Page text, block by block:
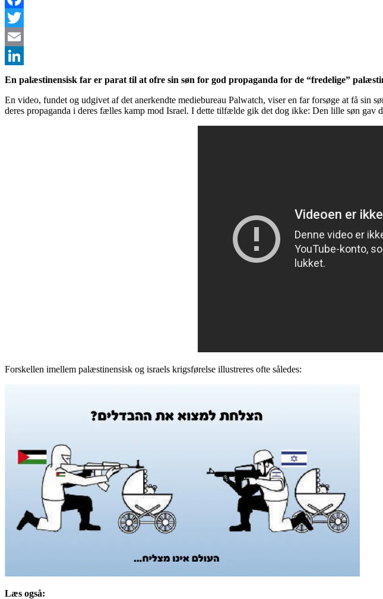
Facebook
Twitter
Email
LinkedIn
En palæstinensisk far er parat til at ofre sin søn for god propaganda for de “fredelige”
En video, fundet og udgivet af det anerkendte mediebureau Palwatch, viser en far forsøge at få sin
deres propaganda i deres fælles kamp mod Israel. I dette tilfælde gik det dog ikke: Den lille søn gav
Forskellen imellem palæstinensisk og israels krigsførelse illustreres ofte således:
Læs også: